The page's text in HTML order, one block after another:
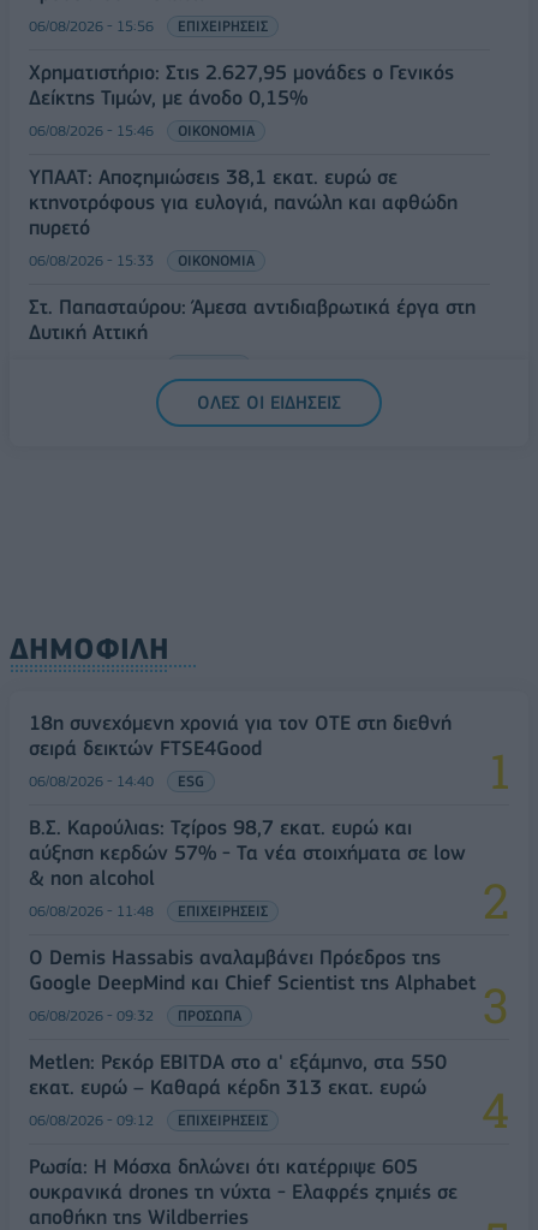
06/08/2026 - 15:56 ΕΠΙΧΕΙΡΗΣΕΙΣ
Χρηματιστήριο: Στις 2.627,95 μονάδες ο Γενικός
Δείκτης Τιμών, με άνοδο 0,15%
06/08/2026 - 15:46 ΟΙΚΟΝΟΜΙΑ
ΥΠΑΑΤ: Αποζημιώσεις 38,1 εκατ. ευρώ σε
κτηνοτρόφους για ευλογιά, πανώλη και αφθώδη
πυρετό
06/08/2026 - 15:33 ΟΙΚΟΝΟΜΙΑ
Στ. Παπασταύρου: Άμεσα αντιδιαβρωτικά έργα στη
Δυτική Αττική
ΟΛΕΣ ΟΙ ΕΙΔΗΣΕΙΣ
ΔΗΜΟΦΙΛΗ
18η συνεχόμενη χρονιά για τον ΟΤΕ στη διεθνή
σειρά δεικτών FTSE4Good
06/08/2026 - 14:40 ESG
Β.Σ. Καρούλιας: Τζίρος 98,7 εκατ. ευρώ και
αύξηση κερδών 57% - Τα νέα στοιχήματα σε low
& non alcohol
06/08/2026 - 11:48 ΕΠΙΧΕΙΡΗΣΕΙΣ
Ο Demis Hassabis αναλαμβάνει Πρόεδρος της
Google DeepMind και Chief Scientist της Alphabet
06/08/2026 - 09:32 ΠΡΟΣΩΠΑ
Metlen: Ρεκόρ EBITDA στο α' εξάμηνο, στα 550
εκατ. ευρώ – Καθαρά κέρδη 313 εκατ. ευρώ
06/08/2026 - 09:12 ΕΠΙΧΕΙΡΗΣΕΙΣ
Ρωσία: Η Μόσχα δηλώνει ότι κατέρριψε 605
ουκρανικά drones τη νύχτα - Ελαφρές ζημιές σε
αποθήκη της Wildberries